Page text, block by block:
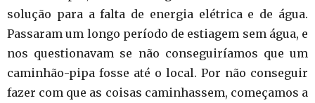
solução para a falta de energia elétrica e de água.
Passaram um longo período de estiagem sem água, e
nos questionavam se não conseguiríamos que um
caminhão-pipa fosse até o local. Por não conseguir
fazer com que as coisas caminhassem, começamos a